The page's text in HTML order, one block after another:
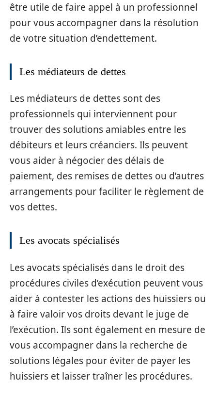
être utile de faire appel à un professionnel
pour vous accompagner dans la résolution
de votre situation d’endettement.
Les médiateurs de dettes
Les médiateurs de dettes sont des
professionnels qui interviennent pour
trouver des solutions amiables entre les
débiteurs et leurs créanciers. Ils peuvent
vous aider à négocier des délais de
paiement, des remises de dettes ou d’autres
arrangements pour faciliter le règlement de
vos dettes.
Les avocats spécialisés
Les avocats spécialisés dans le droit des
procédures civiles d’exécution peuvent vous
aider à contester les actions des huissiers ou
à faire valoir vos droits devant le juge de
l’exécution. Ils sont également en mesure de
vous accompagner dans la recherche de
solutions légales pour éviter de payer les
huissiers et laisser traîner les procédures.